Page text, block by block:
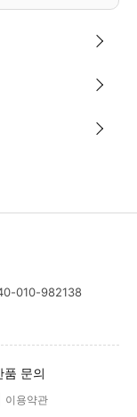
010-982138
품 문의
이용약관